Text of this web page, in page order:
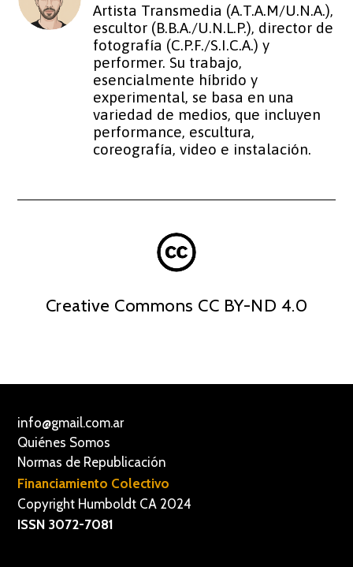
Artista Transmedia (A.T.A.M/U.N.A.),
escultor (B.B.A./U.N.L.P.), director de
fotografía (C.P.F./S.I.C.A.) y
performer. Su trabajo,
esencialmente híbrido y
experimental, se basa en una
variedad de medios, que incluyen
performance, escultura,
coreografía, video e instalación.
Creative Commons CC BY-ND 4.0
info@gmail.com.ar
Quiénes Somos
Normas de Republicación
Financiamiento Colectivo
Copyright Humboldt CA 2024
ISSN 3072-7081